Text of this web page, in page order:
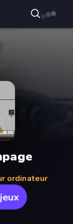
ordinateur